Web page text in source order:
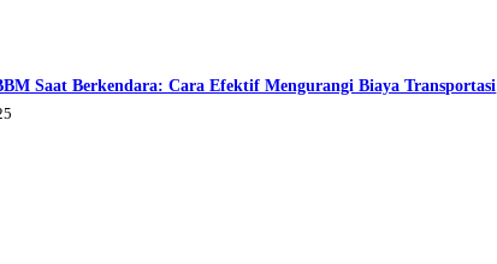
Saat Berkendara: Cara Efektif Mengurangi Biaya Transportasi